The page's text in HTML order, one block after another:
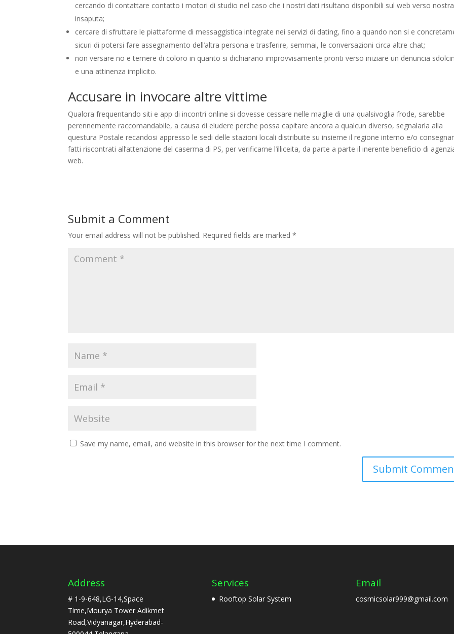
cercando di contattare contatto i motori di studio nel caso che i nostri dati risultano disponibili sul web verso nostra
insaputa;
cercare di sfruttare le piattaforme di messaggistica integrate nei servizi di dating, fino a quando non si e
sicuri di potersi fare assegnamento dell’altra persona e trasferire, semmai, le conversazioni circa altre chat;
non versare no e temere di coloro in quanto si dichiarano improvvisamente pronti verso iniziare un denuncia
e una attinenza implicito.
Accusare in invocare altre vittime
Qualora frequentando siti e app di incontri online si dovesse cessare nelle maglie di una qualsivoglia frode, sarebbe
perennemente raccomandabile, a causa di eludere perche possa capitare ancora a qualcun diverso, segnalarla alla
questura Postale recandosi appresso le sedi delle stazioni locali distribuite su insieme il regione interno e/o
fatti riscontrati all’attenzione del caserma di PS, per verificarne l’illiceita, da parte a parte il inerente beneficio di
web.
Submit a Comment
Your email address will not be published. Required fields are marked*
Save my name, email, and website in this browser for the next time I comment.
Address
# 1-9-648,LG-14,Space
Time,Mourya Tower Adikmet
Road,Vidyanagar,Hyderabad-
Services
Rooftop Solar System
Email
cosmicsolar999@gmail.com